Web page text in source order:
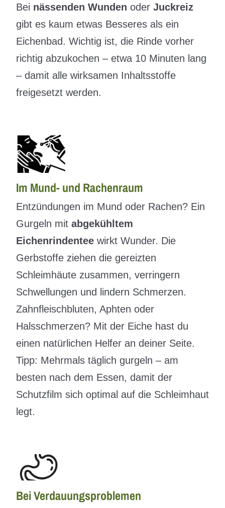
Bei nässenden Wunden oder Juckreiz
gibt es kaum etwas Besseres als ein
Eichenbad. Wichtig ist, die Rinde vorher
richtig abzukochen – etwa 10 Minuten lang
– damit alle wirksamen Inhaltsstoffe
freigesetzt werden.
Im Mund- und Rachenraum
Entzündungen im Mund oder Rachen? Ein
Gurgeln mit abgekühltem
Eichenrindentee wirkt Wunder. Die
Gerbstoffe ziehen die gereizten
Schleimhäute zusammen, verringern
Schwellungen und lindern Schmerzen.
Zahnfleischbluten, Aphten oder
Halsschmerzen? Mit der Eiche hast du
einen natürlichen Helfer an deiner Seite.
Tipp: Mehrmals täglich gurgeln – am
besten nach dem Essen, damit der
Schutzfilm sich optimal auf die Schleimhaut
legt.
Bei Verdauungsproblemen